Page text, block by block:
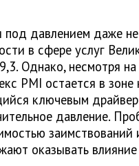
под давлением даже
в сфере услуг
Однако, несмотря
PMI остается в зоне
ключевым
давление.
заимствований
оказывать